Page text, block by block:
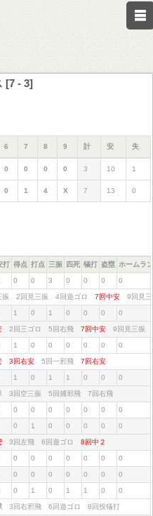
[7 - 3]
6 7 8 9 計 安 失
0 0 0 0 3 10 1
0 1 4 X 7 13 0
打 得点 打点 三振 四死 犠打 盗塁 ホームラン
0 0 3 0 0 0 0
振 2回見三振 4回遊ゴロ 7回中安 9回見
1 0 1 0 0 0 0
2回三ゴロ 5回右飛 7回中安 9回見三振
1 0 0 0 0 0 0
3回右安 5回一邪飛 7回右安
1 0 1 1 0 0 0
3回空三振 5回捕邪飛 7回右飛
0 0 0 0 0 0 0
0 1 0 0 0 0 0
3回左飛 6回遊ゴロ 8回中２
0 0 0 0 0 0 0
0 0 0 0 0 0 0
0 1 0 1 1 0 0
3回右邪飛 6回遊ゴロ 8回投犠打